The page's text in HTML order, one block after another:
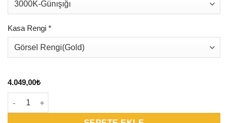
Kasa Rengi *
4.049,00₺
VR0030 – Glimmer Camlı Aplik adet